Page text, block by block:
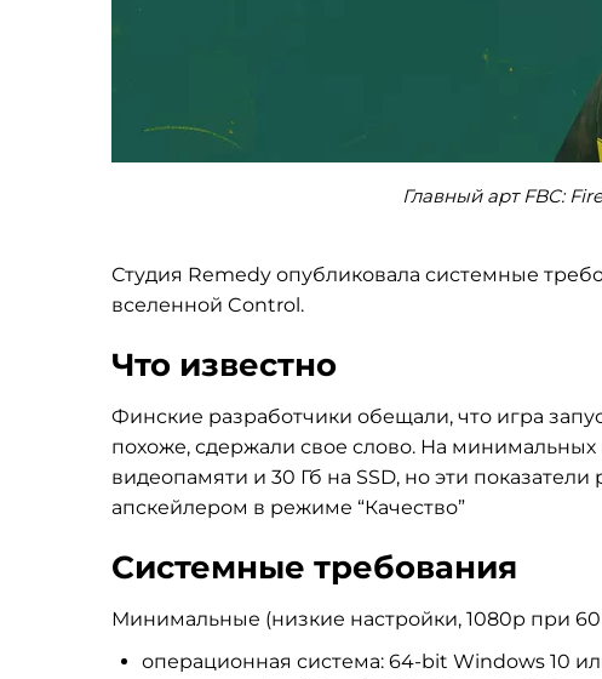
Главный арт FBC:
Студия Remedy опубликовала системные
вселенной Control.
Что известно
Финские разработчики обещали, что игра
похоже, сдержали свое слово. На минимальных
видеопамяти и 30 Гб на SSD, но эти
апскейлером в режиме “Качество”
Системные требования
Минимальные (низкие настройки, 1080p при
операционная система: 64-bit Windows 10